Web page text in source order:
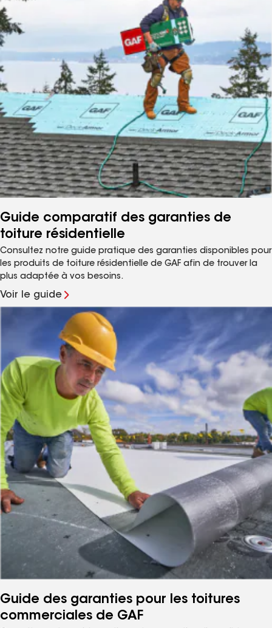
Guide comparatif des garanties de
toiture résidentielle
Consultez notre guide pratique des garanties disponibles pour
les produits de toiture résidentielle de GAF afin de trouver la
plus adaptée à vos besoins.
Voir le guide
Guide des garanties pour les toitures
commerciales de GAF